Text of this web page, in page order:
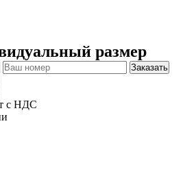
размер
Заказать
с НДС